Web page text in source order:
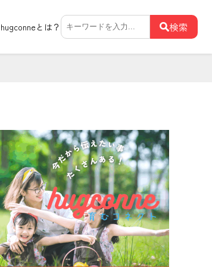
hugconneとは？ 検
索:
検索